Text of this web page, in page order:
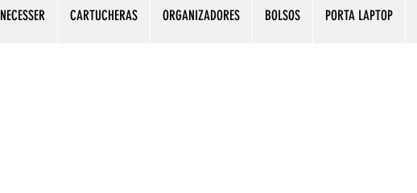
NECESSER CARTUCHERAS ORGANIZADORES BOLSOS PORTA LAPTOP